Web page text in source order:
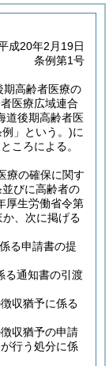
成20年2月19日
条例第1号
期高齢者医療の
医療広域連合
道後期高齢者医
」という。)に
ころによる。
療の確保に関す
びに高齢者の
厚生労働省令第
、次に掲げる
る申請書の提
る通知書の引渡
収猶予に係る
収猶予の申請
行う処分に係